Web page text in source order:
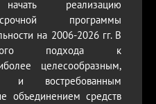
начать реализацию
программы
на 2006-2026 гг. В
подхода к
целесообразным,
и востребованным
объединением средств